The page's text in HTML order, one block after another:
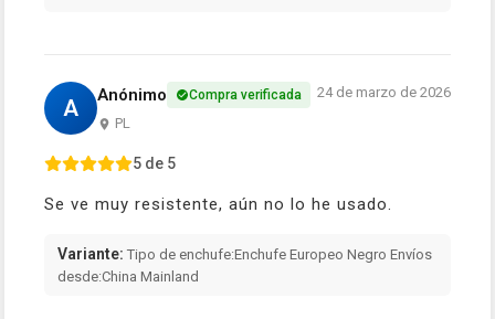
A Anónimo Compra verificada
PL
24 de marzo de 2026
5 de 5
Se ve muy resistente, aún no lo he usado.
Variante: Tipo de enchufe:Enchufe Europeo Negro Envíos
desde:China Mainland